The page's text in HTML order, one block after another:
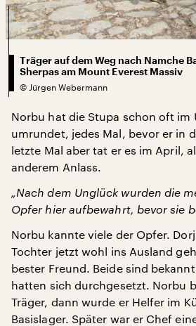
Träger auf dem Weg nach Namche
Sherpas am Mount Everest Massiv
© Jürgen Webermann
Norbu hat die Stupa schon oft im
umrundet, jedes Mal, bevor er in
letzte Mal aber tat er es im April,
anderem Anlass.
„Nach dem Unglück wurden die
Opfer hier aufbewahrt, bevor sie
Norbu kannte viele der Opfer.
Tochter jetzt wohl ins Ausland
bester Freund. Beide sind
hatten sich durchgesetzt. Norbu
Träger, dann wurde er Helfer im
Basislager. Später war er Chef